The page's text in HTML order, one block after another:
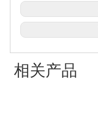
相关产品